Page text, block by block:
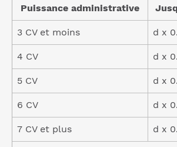
Puissance administrative
3 CV et moins d x
4 CV d x
5 CV d x
6 CV d x
7 CV et plus d x